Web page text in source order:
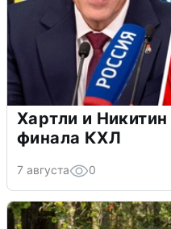
Хартли и
финала КХЛ
7 августа 0